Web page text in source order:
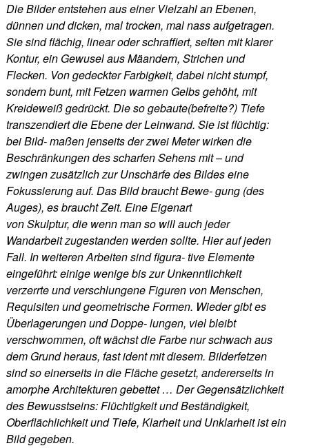
DieBilderentstehenauseiner VielzahlanEbenen,
dünnenunddicken, maltrocken, malnassaufgetragen.
Siesindflächig, linearoderschraffiert, seltenmitklarer
Kontur, ein GewuselausMäandern, Strichenund
Flecken. Von gedeckter Farbigkeit, dabei nicht stumpf,
sondern bunt, mit Fetzen warmen Gelbs gehöht, mit
Kreideweiß gedrückt. Die so gebaute(befreite?) Tiefe
transzendiert die Ebene der Leinwand. Sie ist flüchtig:
bei Bild- maßen jenseits der zwei Meter wirken die
Beschränkungen des scharfen Sehens mit – und
zwingen zusätzlich zur Unschärfe des Bildes eine
Fokussierung auf. Das Bild braucht Bewe- gung (des
Auges), es braucht Zeit. Eine Eigenart
von Skulptur, die wenn man so will auch jeder
Wandarbeit zugestanden werden sollte. Hier auf jeden
Fall. In weiteren Arbeiten sind figura- tive Elemente
eingeführt: einige wenige bis zur Unkenntlichkeit
verzerrte und verschlungene Figuren von Menschen,
Requisiten und geometrische Formen. Wieder gibt es
Überlagerungen und Doppe- lungen, viel bleibt
verschwommen, oft wächst die Farbe nur schwach aus
dem Grund heraus, fast ident mit diesem. Bilderfetzen
sind so einerseits in die Fläche gesetzt, andererseits in
amorphe Architekturen gebettet … Der Gegensätzlichkeit
des Bewusstseins: Flüchtigkeit und Beständigkeit,
Oberflächlichkeit und Tiefe, Klarheit und Unklarheit ist ein
Bild gegeben.